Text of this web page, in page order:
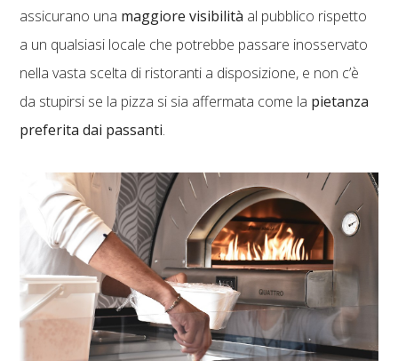
assicurano una maggiore visibilità al pubblico rispetto
a un qualsiasi locale che potrebbe passare inosservato
nella vasta scelta di ristoranti a disposizione, e non c’è
da stupirsi se la pizza si sia affermata come la pietanza
preferita dai passanti.